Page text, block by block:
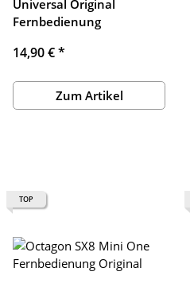
Universal Original
Fernbedienung
14,90 €*
Zum Artikel
TOP